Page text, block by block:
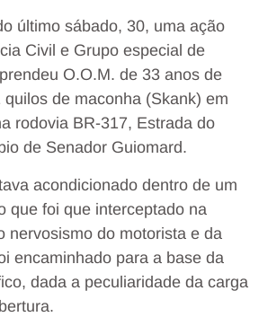
último sábado, 30, uma ação
Civil e Grupo especial de
O.O.M. de 33 anos de
de maconha (Skank) em
rodovia BR-317, Estrada do
de Senador Guiomard.
acondicionado dentro de um
que foi que interceptado na
nervosismo do motorista e da
encaminhado para a base da
dada a peculiaridade da carga